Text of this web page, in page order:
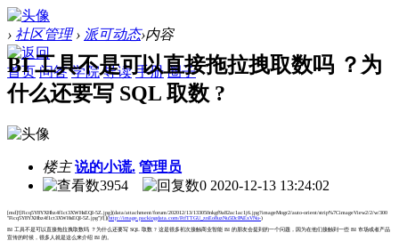
› 社区管理 › 派可动态›内容
首页 问答 学院 导读 手册 圈子
BI 工具不是可以直接拖拉拽取数吗 ？为
什么还要写 SQL 取数 ?
楼主 说的小谎. 管理员
3954
0 2020-12-13 13:24:02
[md]![Ficq5Y8YXHbz4f1ct3XWHsEQI-5Z.jpg](data/attachment/forum/202012/13/133050nkgf9a82ac1ac1j6.jpg?imageMogr2/auto-orient/strip%7CimageView2/2/w/300
"Ficq5Y8YXHbz4f1ct3XWHsEQI-5Z.jpg")![](http://image.packingdata.com/FtfTTGU_znEo8uzNu5DcPAExVNu-)
BI 工具不是可以直接拖拉拽取数吗 ？为什么还要写 SQL 取数 ? 这是很多初次接触商业智能 BI 的朋友会提到的一个问题，因为在他们接触到一些 BI 市场或者产品
宣传的时候，很多人就是这么来介绍 BI 的。